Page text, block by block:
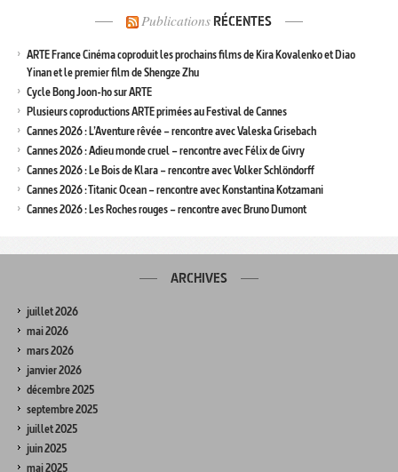
Publications RÉCENTES
ARTE France Cinéma coproduit les prochains films de Kira Kovalenko et Diao
Yinan et le premier film de Shengze Zhu
Cycle Bong Joon-ho sur ARTE
Plusieurs coproductions ARTE primées au Festival de Cannes
Cannes 2026 : L’Aventure rêvée – rencontre avec Valeska Grisebach
Cannes 2026 : Adieu monde cruel – rencontre avec Félix de Givry
Cannes 2026 : Le Bois de Klara – rencontre avec Volker Schlöndorff
Cannes 2026 : Titanic Ocean – rencontre avec Konstantina Kotzamani
Cannes 2026 : Les Roches rouges – rencontre avec Bruno Dumont
ARCHIVES
juillet 2026
mai 2026
mars 2026
janvier 2026
décembre 2025
septembre 2025
juillet 2025
juin 2025
mai 2025